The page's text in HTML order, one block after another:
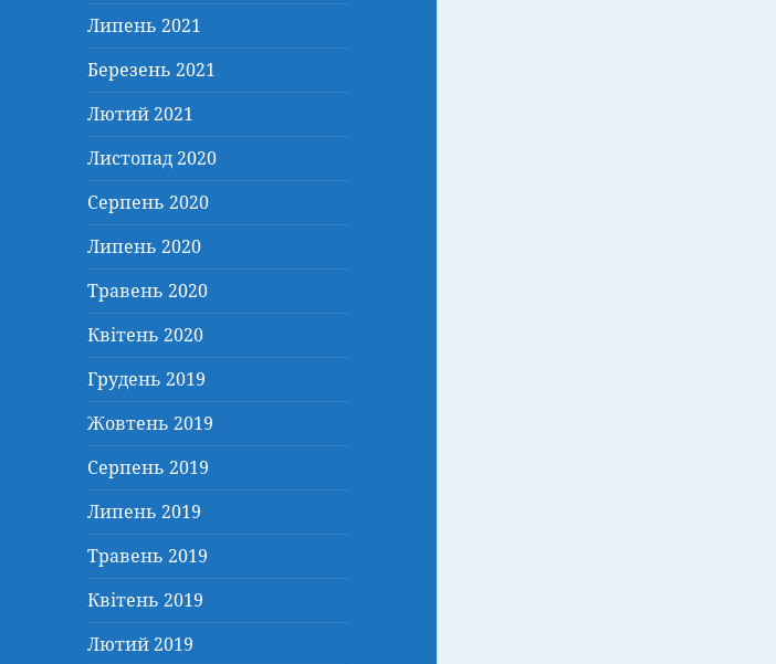
Липень 2021
Березень 2021
Лютий 2021
Листопад 2020
Серпень 2020
Липень 2020
Травень 2020
Квітень 2020
Грудень 2019
Жовтень 2019
Серпень 2019
Липень 2019
Травень 2019
Квітень 2019
Лютий 2019